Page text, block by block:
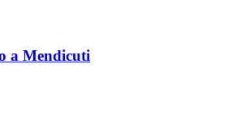
a Mendicuti